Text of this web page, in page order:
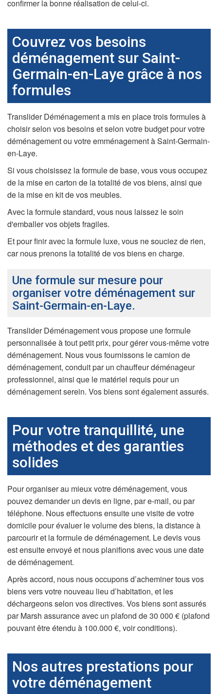
confirmer la bonne réalisation de celui-ci.
Couvrez vos besoins
déménagement sur Saint-
Germain-en-Laye grâce à nos
formules
Translider Déménagement a mis en place trois formules à
choisir selon vos besoins et selon votre budget pour votre
déménagement ou votre emménagement à Saint-Germain-
en-Laye.
Si vous choisissez la formule de base, vous vous occupez
de la mise en carton de la totalité de vos biens, ainsi que
de la mise en kit de vos meubles.
Avec la formule standard, vous nous laissez le soin
d'emballer vos objets fragiles.
Et pour finir avec la formule luxe, vous ne souciez de rien,
car nous prenons la totalité de vos biens en charge.
Une formule sur mesure pour
organiser votre déménagement sur
Saint-Germain-en-Laye.
Translider Déménagement vous propose une formule
personnalisée à tout petit prix, pour gérer vous-même votre
déménagement. Nous vous fournissons le camion de
déménagement, conduit par un chauffeur déménageur
professionnel, ainsi que le matériel requis pour un
déménagement serein. Vos biens sont également assurés.
Pour votre tranquillité, une
méthodes et des garanties
solides
Pour organiser au mieux votre déménagement, vous
pouvez demander un devis en ligne, par e-mail, ou par
téléphone. Nous effectuons ensuite une visite de votre
domicile pour évaluer le volume des biens, la distance à
parcourir et la formule de déménagement. Le devis vous
est ensuite envoyé et nous planifions avec vous une date
de déménagement.
Après accord, nous nous occupons d’acheminer tous vos
biens vers votre nouveau lieu d’habitation, et les
déchargeons selon vos directives. Vos biens sont assurés
par Marsh assurance avec un plafond de 30 000 € (plafond
pouvant être étendu à 100.000 €, voir conditions).
Nos autres prestations pour
votre déménagement